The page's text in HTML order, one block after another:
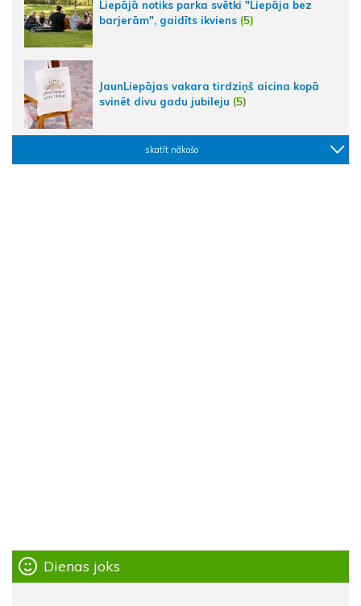
Liepājā notiks parka svētki "Liepāja bez
barjerām", gaidīts ikviens (5)
JaunLiepājas vakara tirdziņš aicina kopā
svinēt divu gadu jubileju (5)
skatīt nākošo
Dienas joks